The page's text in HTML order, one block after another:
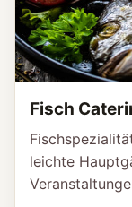
Fisch
leichte